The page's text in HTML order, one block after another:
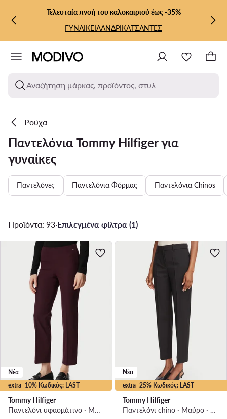
ΜΕΤΆΒΑΣΗ ΣΤΟ ΚΎΡΙΟ ΠΕΡΙΕΧΌΜΕΝΟ
ΜΕΤΆΒΑΣΗ ΣΤΗΝ ΑΝΑΖΉΤΗΣΗ
Τελευταία πνοή του καλοκαιριού έως -35%
ΓΥΝΑΙΚΕΙΑΑΝΔΡΙΚΑΤΣΑΝΤΕΣ
Αναζήτηση μάρκας, προϊόντος, στυλ
Ρούχα
Παντελόνια Tommy Hilfiger για
γυναίκες
Παντελόνες Παντελόνια Φόρμας Παντελόνια Chinos
Προϊόντα: 93·Επιλεγμένα φίλτρα (1)
extra -10% Κωδικός: LAST
Νέα
Tommy Hilfiger
Παντελόνι υφασμάτινο · Μπορντό · Slim Fit
extra -25% Κωδικός: LAST
Νέα
Tommy Hilfiger
Παντελόνι chino · Μαύρο · Slim Fit